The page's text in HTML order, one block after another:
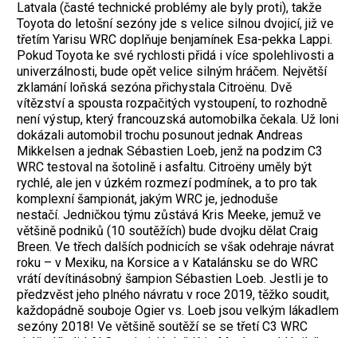
Latvala (časté technické problémy ale byly proti), takže
Toyota do letošní sezóny jde s velice silnou dvojicí, již ve
třetím Yarisu WRC doplňuje benjamínek Esa-pekka Lappi.
Pokud Toyota ke své rychlosti přidá i více spolehlivosti a
univerzálnosti, bude opět velice silným hráčem. Největší
zklamání loňská sezóna přichystala Citroënu. Dvě
vítězství a spousta rozpačitých vystoupení, to rozhodně
není výstup, který francouzská automobilka čekala. Už loni
dokázali automobil trochu posunout jednak Andreas
Mikkelsen a jednak Sébastien Loeb, jenž na podzim C3
WRC testoval na šotolině i asfaltu. Citroëny uměly být
rychlé, ale jen v úzkém rozmezí podmínek, a to pro tak
komplexní šampionát, jakým WRC je, jednoduše
nestačí. Jedničkou týmu zůstává Kris Meeke, jemuž ve
většině podniků (10 soutěžích) bude dvojku dělat Craig
Breen. Ve třech dalších podnicích se však odehraje návrat
roku – v Mexiku, na Korsice a v Katalánsku se do WRC
vrátí devítinásobný šampion Sébastien Loeb. Jestli je to
předzvěst jeho plného návratu v roce 2019, těžko soudit,
každopádně souboje Ogier vs. Loeb jsou velkým lákadlem
sezóny 2018! Ve většině soutěží se se třetí C3 WRC